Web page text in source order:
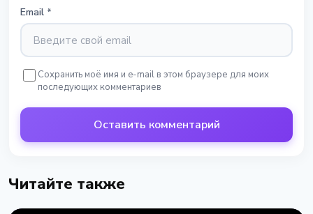
Email *
Сохранить моё имя и e-mail в этом браузере для моих
последующих комментариев
Оставить комментарий
Читайте также